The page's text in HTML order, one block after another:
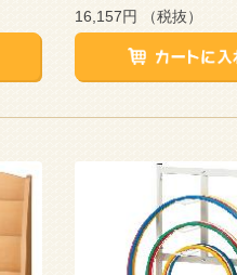
16,157円
（税抜）